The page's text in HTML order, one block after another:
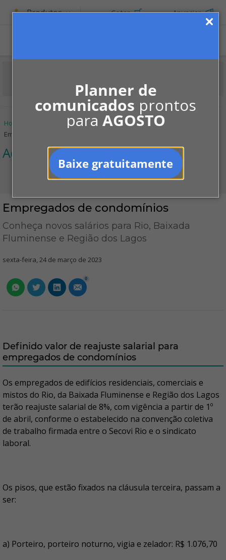
Planner de
comunicados prontos
para AGOSTO
Baixe gratuitamente
Produtos Cotar Anunciar
Home Notícias
Administração
Empregados de condomínios
Administração
Empregados de condomínios
Conheça novos salários para Rio, Baixada
Fluminense e Região dos Lagos
sexta-feira, 24 de março de 2023
0
Definido valor de reajuste salarial para
empregados de condomínios
Os empregados de edifícios residenciais, comerciais e
mistos do Rio, da Baixada Fluminense e Região dos Lagos
terão reajuste salarial de 8%, com vigência a partir de 1º
de abril, conforme o estabelecido na convenção coletiva
de trabalho firmada entre o Secovi Rio e o sindicato
laboral.
Os pisos, que estão fixados na cláusula terceira, passam a
ser:
a) Porteiro, porteiro noturno, vigia e zelador: R$ 1.076,70